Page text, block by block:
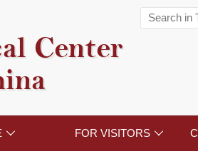
Center
 FOR VISITORS 